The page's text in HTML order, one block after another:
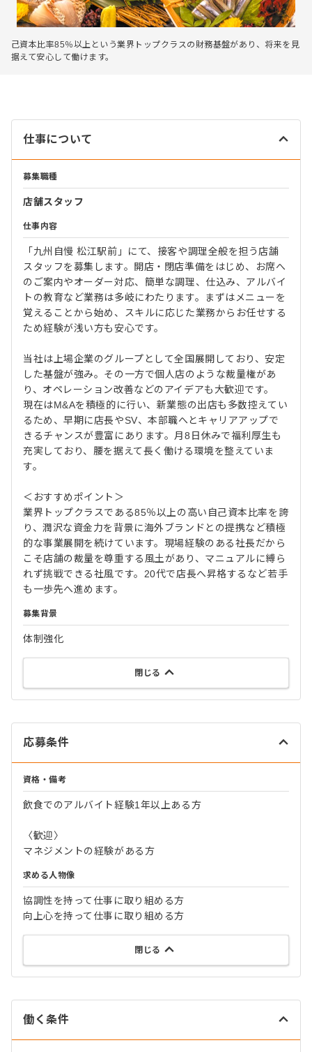
己資本比率85％以上という業界トップクラスの財務基盤があり、将来を見
据えて安心して働けます。
仕事について
募集職種
店舗スタッフ
仕事内容
「九州自慢 松江駅前」にて、接客や調理全般を担う店舗
スタッフを募集します。開店・閉店準備をはじめ、お席へ
のご案内やオーダー対応、簡単な調理、仕込み、アルバイ
トの教育など業務は多岐にわたります。まずはメニューを
覚えることから始め、スキルに応じた業務からお任せする
ため経験が浅い方も安心です。
当社は上場企業のグループとして全国展開しており、安定
した基盤が強み。その一方で個人店のような裁量権があ
り、オペレーション改善などのアイデアも大歓迎です。
現在はM&Aを積極的に行い、新業態の出店も多数控えてい
るため、早期に店長やSV、本部職へとキャリアアップで
きるチャンスが豊富にあります。月8日休みで福利厚生も
充実しており、腰を据えて長く働ける環境を整えていま
す。
＜おすすめポイント＞
業界トップクラスである85％以上の高い自己資本比率を誇
り、潤沢な資金力を背景に海外ブランドとの提携など積極
的な事業展開を続けています。現場経験のある社長だから
こそ店舗の裁量を尊重する風土があり、マニュアルに縛ら
れず挑戦できる社風です。20代で店長へ昇格するなど若手
も一歩先へ進めます。
募集背景
体制強化
閉じる
応募条件
資格・備考
飲食でのアルバイト経験1年以上ある方
〈歓迎〉
マネジメントの経験がある方
求める人物像
協調性を持って仕事に取り組める方
向上心を持って仕事に取り組める方
閉じる
働く条件